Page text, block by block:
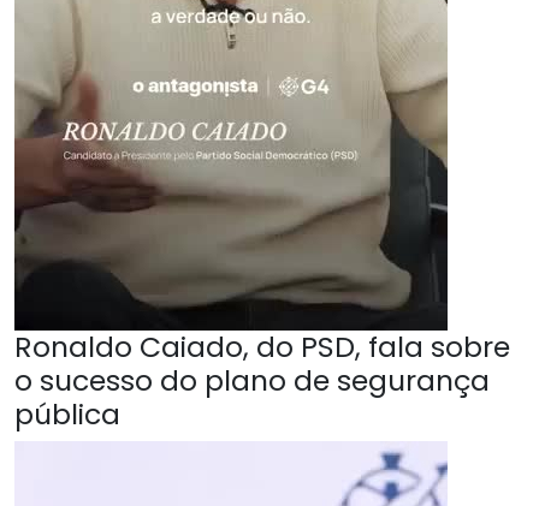
Ronaldo Caiado, do PSD, fala sobre
o sucesso do plano de segurança
pública